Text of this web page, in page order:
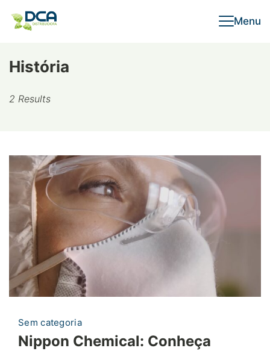
Menu
História
2 Results
Sem categoria
Nippon Chemical: Conheça